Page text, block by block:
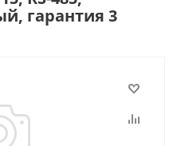
гарантия 3